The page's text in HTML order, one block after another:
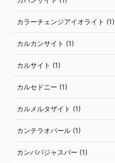
カラーチェンジアイオライト (1)
カルカンサイト (1)
カルサイト (1)
カルセドニー (1)
カルメルタザイト (1)
カンテラオパール (1)
カンババジャスパー (1)